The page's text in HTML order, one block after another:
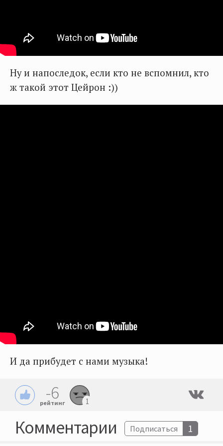
Ну и напоследок, если кто не вспомнил, кто
ж такой этот Цейрон :))
И да прибудет с нами музыка!
-6
рейтинг 1
Комментарии Подписаться 1